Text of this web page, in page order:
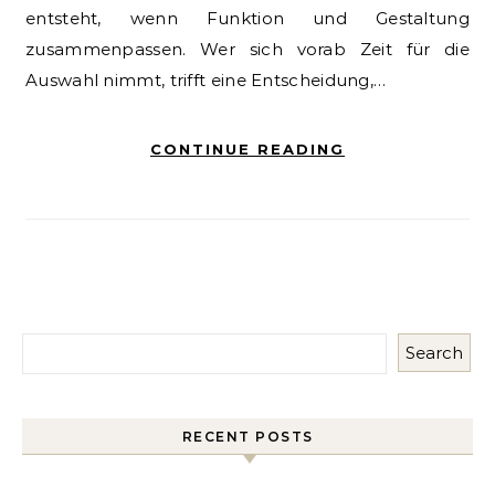
entsteht, wenn Funktion und Gestaltung
zusammenpassen. Wer sich vorab Zeit für die
Auswahl nimmt, trifft eine Entscheidung,…
CONTINUE READING
Search
RECENT POSTS